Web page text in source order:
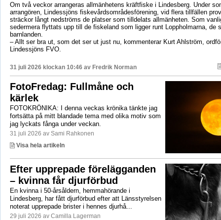
Om två veckor arrangeras allmänhetens kräftfiske i Lindesberg. Under
arrangören, Lindessjöns fiskevårdsområdesförening, vid flera tillfällen
sträckor långt nedströms de platser som tilldelats allmänheten. Som
sedermera flyttats upp till de fiskeland som ligger runt Loppholmarna, de
barnlanden.
– Allt ser bra ut, som det ser ut just nu, kommenterar Kurt Ahlström,
Lindessjöns FVO.
31 juli 2026 klockan 10:46 av Fredrik Norman
FotoFredag: Fullmåne och
kärlek
FOTOKRÖNIKA: I denna veckas krönika tänkte jag
fortsätta på mitt blandade tema med olika motiv som
jag lyckats fånga under veckan.
31 juli 2026 av Sami Rahkonen
Visa hela artikeln
Efter upprepade förelägganden
– kvinna får djurförbud
En kvinna i 50-årsåldern, hemmahörande i
Lindesberg, har fått djurförbud efter att Länsstyrelsen
noterat upprepade brister i hennes djurhå...
29 juli 2026 av Camilla Lagerman